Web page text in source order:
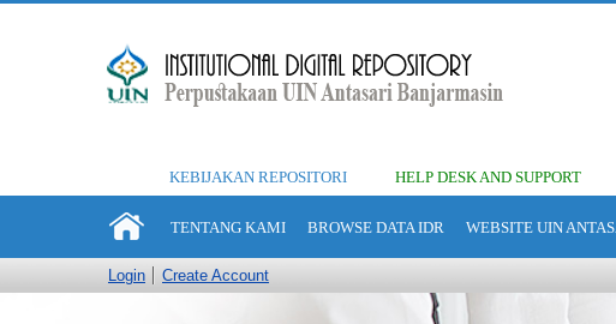
KEBIJAKAN REPOSITORI HELP DESK AND SUPPORT
TENTANG KAMI BROWSE DATA IDR WEBSITE UIN
Login Create Account